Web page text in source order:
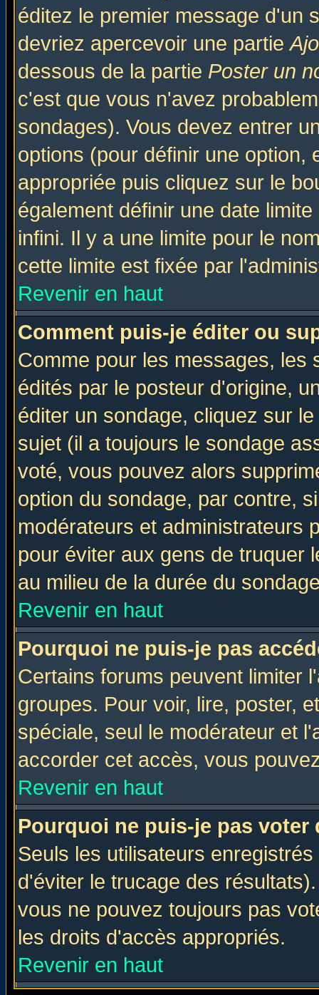
éditez le premier message d'un
devriez apercevoir une partie
dessous de la partie Poster un
c'est que vous n'avez
sondages). Vous devez entrer
options (pour définir une option,
appropriée puis cliquez sur le
également définir une date
infini. Il y a une limite pour le
cette limite est fixée par
Revenir en haut
Comment puis-je éditer ou
Comme pour les messages, les
édités par le posteur d'origine,
éditer un sondage, cliquez sur
sujet (il a toujours le sondage
voté, vous pouvez alors
option du sondage, par contre,
modérateurs et administrateurs
pour éviter aux gens de truquer
au milieu de la durée du
Revenir en haut
Pourquoi ne puis-je pas
Certains forums peuvent limiter
groupes. Pour voir, lire, poster,
spéciale, seul le modérateur et
accorder cet accès, vous
Revenir en haut
Pourquoi ne puis-je pas voter
Seuls les utilisateurs
d'éviter le trucage des
vous ne pouvez toujours pas
les droits d'accès appropriés.
Revenir en haut